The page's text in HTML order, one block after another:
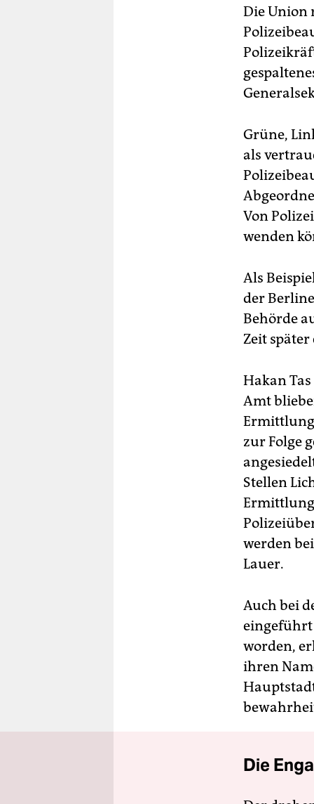
Die Union
Grüne,
als
Von
wenden
Als
der
Behörde
Zeit
Hakan
Amt
zur Folge
Stellen
werden
Lauer.
Auch bei
eingeführt
worden,
ihren
Die